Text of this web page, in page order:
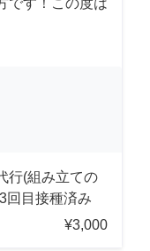
です！この度は
行(組み立ての
回目接種済み
¥3,000